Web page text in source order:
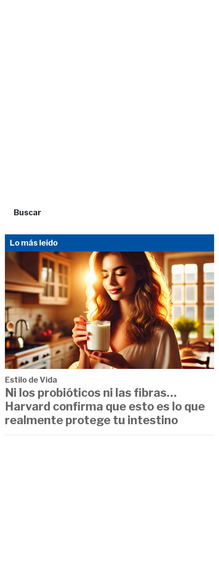
Buscar
Lo más leído
Estilo de Vida
Ni los probióticos ni las fibras…
Harvard confirma que esto es lo que
realmente protege tu intestino